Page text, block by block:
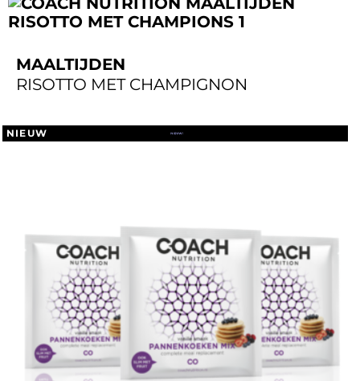
MAALTIJDEN
RISOTTO MET CHAMPIGNON
NIEUW